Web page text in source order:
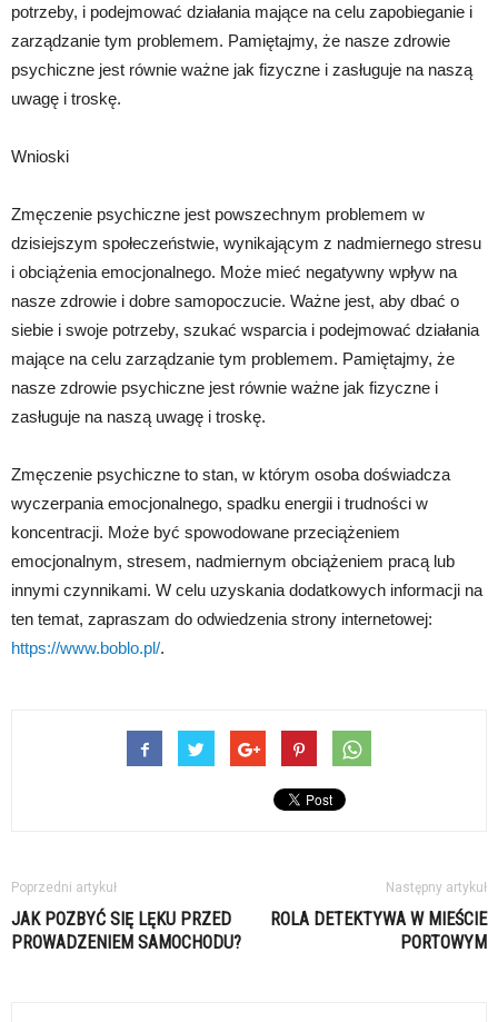
potrzeby, i podejmować działania mające na celu zapobieganie i
zarządzanie tym problemem. Pamiętajmy, że nasze zdrowie
psychiczne jest równie ważne jak fizyczne i zasługuje na naszą
uwagę i troskę.
Wnioski
Zmęczenie psychiczne jest powszechnym problemem w
dzisiejszym społeczeństwie, wynikającym z nadmiernego stresu
i obciążenia emocjonalnego. Może mieć negatywny wpływ na
nasze zdrowie i dobre samopoczucie. Ważne jest, aby dbać o
siebie i swoje potrzeby, szukać wsparcia i podejmować działania
mające na celu zarządzanie tym problemem. Pamiętajmy, że
nasze zdrowie psychiczne jest równie ważne jak fizyczne i
zasługuje na naszą uwagę i troskę.
Zmęczenie psychiczne to stan, w którym osoba doświadcza
wyczerpania emocjonalnego, spadku energii i trudności w
koncentracji. Może być spowodowane przeciążeniem
emocjonalnym, stresem, nadmiernym obciążeniem pracą lub
innymi czynnikami. W celu uzyskania dodatkowych informacji na
ten temat, zapraszam do odwiedzenia strony internetowej:
https://www.boblo.pl/.
Poprzedni artykuł
JAK POZBYĆ SIĘ LĘKU PRZED
PROWADZENIEM SAMOCHODU?
Następny artykuł
ROLA DETEKTYWA W MIEŚCIE
PORTOWYM